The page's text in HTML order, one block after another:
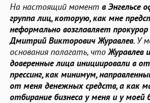
На настоящий момент в Энгельсе
группа лиц, которую, как мне
неформально возглавляет прокурор
Дмитрий Викторович Журавлев. У
основания полагать, чтоЖуравлев
доверенные лица инициировали в
прессинг, как минимум,
от меня денежных средств, а как
отбирание бизнеса у меня и у моей